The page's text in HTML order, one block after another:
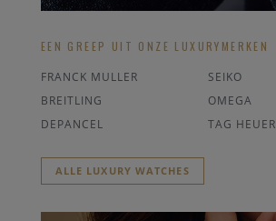
EEN GREEP UIT ONZE LUXURYMERKEN
FRANCK MULLER
SEIKO
BREITLING
OMEGA
DEPANCEL
TAG HEUER
ALLE LUXURY WATCHES